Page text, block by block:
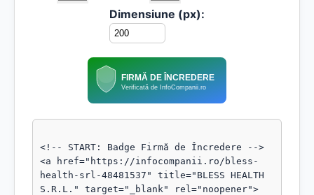
Dimensiune (px):
FIRMĂ DE ÎNCREDERE
Verificată de InfoCompanii.ro
<!-- START: Badge Firmă de Încredere -->
<a href="https://infocompanii.ro/bless-
health-srl-48481537" title="BLESS HEALTH
S.R.L." target="_blank" rel="noopener">